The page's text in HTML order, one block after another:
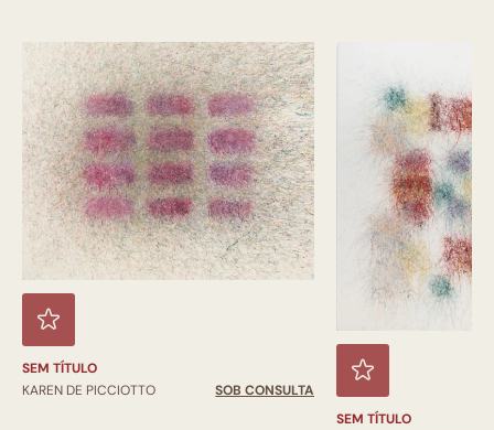
SEM TÍTULO
KAREN DE PICCIOTTO
SOB CONSULTA
SEM TÍTULO